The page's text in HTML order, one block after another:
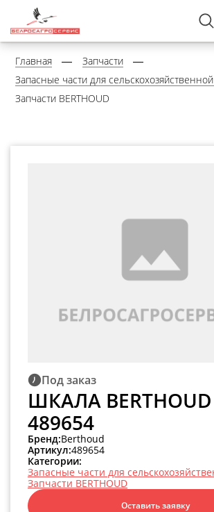
Главная
Запчасти
Запасные части для
Запчасти BERTHOUD
Под заказ
ШКАЛА BERTHOUD
489654
Бренд:Berthoud
Артикул:489654
Категории:
Запасные части для
Запчасти BERTHOUD
Оставить заявку